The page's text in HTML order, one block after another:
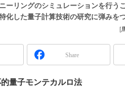
IoT
電源設計（EDN Japan）
エレクトロニクス入門（
前エンジニアの社会人大
ワード ～Behind the
と
ーリングのシミュレーションを行う
した量子計算技術の研究に弾みをつ
[
Share
量子モンテカルロ法